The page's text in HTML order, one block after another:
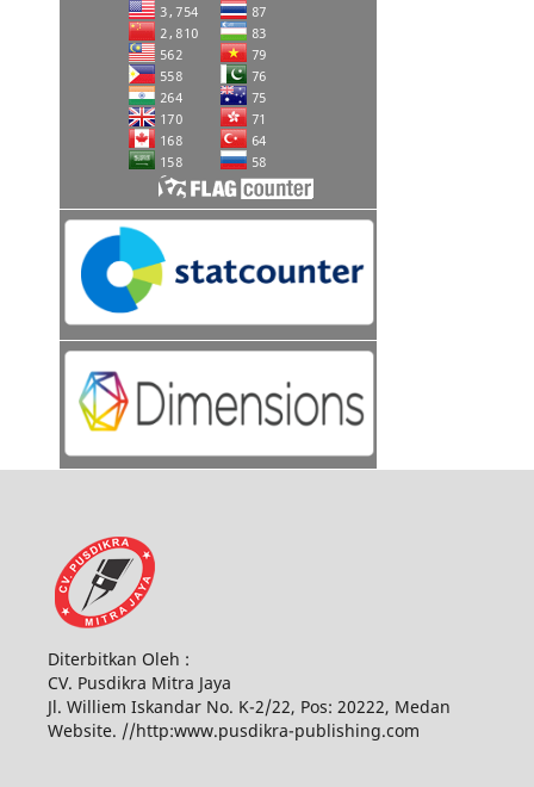
Diterbitkan Oleh :
CV. Pusdikra Mitra Jaya
Jl. Williem Iskandar No. K-2/22, Pos: 20222, Medan
Website. //http:www.pusdikra-publishing.com